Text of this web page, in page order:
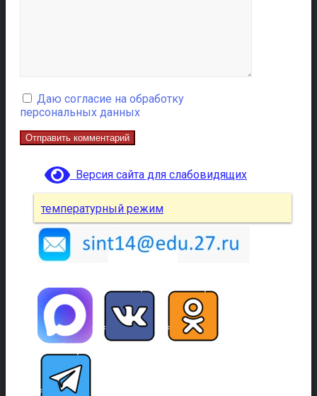
Даю согласие на обработку
персональных данных
Версия сайта для слабовидящих
температурный режим